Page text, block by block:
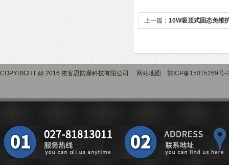
上一篇： 10W吸顶式固态免维
COPYRIGHT @ 2016 依客思防爆科技有限公司 网站地图 鄂ICP备15015269号-